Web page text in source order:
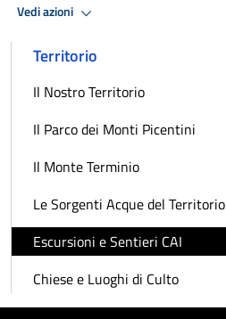
Vedi azioni
Territorio
Il Nostro Territorio
Il Parco dei Monti Picentini
Il Monte Terminio
Le Sorgenti Acque del Territorio
Escursioni e Sentieri CAI
Chiese e Luoghi di Culto